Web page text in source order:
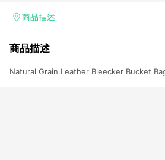
商品描述
商品描述
Natural Grain Leather Bleecker Bucket